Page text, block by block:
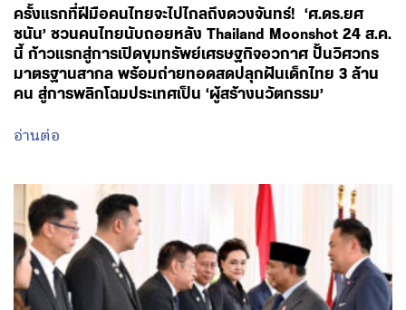
ครั้งแรกที่ฝีมือคนไทยจะไปไกลถึงดวงจันทร์! ‘ศ.ดร.ยศ
ชนัน’ ชวนคนไทยนับถอยหลัง Thailand Moonshot 24 ส.ค.
นี้ ก้าวแรกสู่การเปิดขุมทรัพย์เศรษฐกิจอวกาศ ปั้นวิศวกร
มาตรฐานสากล พร้อมถ่ายทอดสดปลุกฝันเด็กไทย 3 ล้าน
คน สู่การพลิกโฉมประเทศเป็น ‘ผู้สร้างนวัตกรรม’
อ่านต่อ